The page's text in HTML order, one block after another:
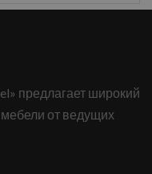
предлагает широкий
от ведущих